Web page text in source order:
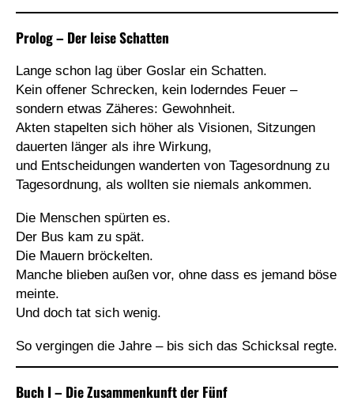
Prolog – Der leise Schatten
Lange schon lag über Goslar ein Schatten.
Kein offener Schrecken, kein loderndes Feuer –
sondern etwas Zäheres: Gewohnheit.
Akten stapelten sich höher als Visionen, Sitzungen
dauerten länger als ihre Wirkung,
und Entscheidungen wanderten von Tagesordnung zu
Tagesordnung, als wollten sie niemals ankommen.
Die Menschen spürten es.
Der Bus kam zu spät.
Die Mauern bröckelten.
Manche blieben außen vor, ohne dass es jemand böse
meinte.
Und doch tat sich wenig.
So vergingen die Jahre – bis sich das Schicksal regte.
Buch I – Die Zusammenkunft der Fünf